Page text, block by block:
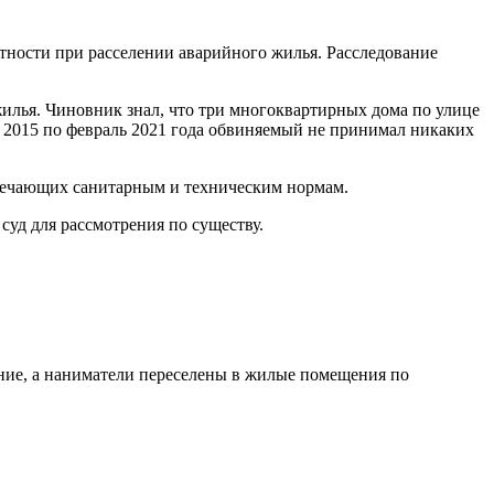
при расселении аварийного жилья. Расследование
Чиновник знал, что три многоквартирных дома по улице
по февраль 2021 года обвиняемый не принимал никаких
санитарным и техническим нормам.
для рассмотрения по существу.
а наниматели переселены в жилые помещения по